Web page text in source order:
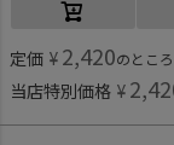
定価 ¥ 2,420のところ
当店特別価格 ¥